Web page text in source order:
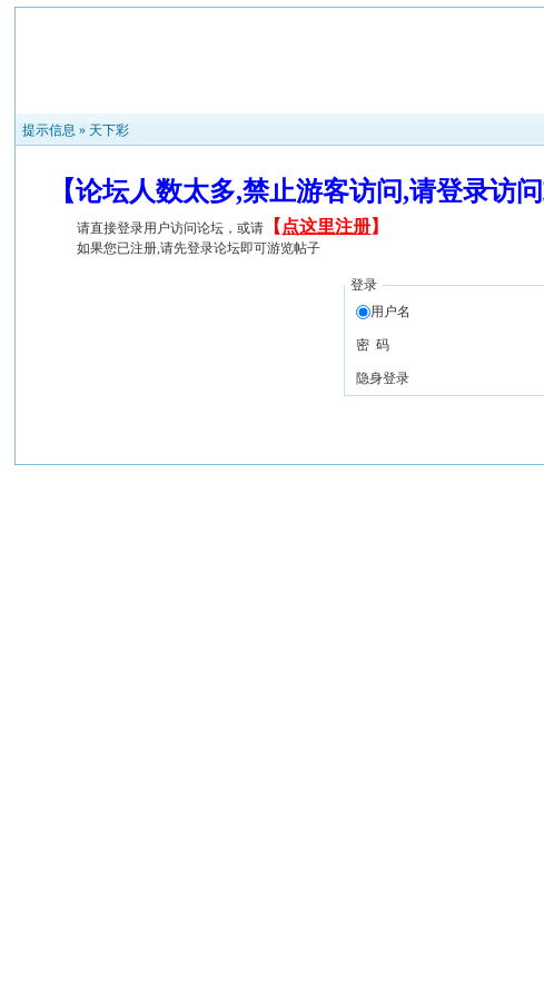
提示信息 » 天下彩
【论坛人数太多,禁止游客访问,请登录访
请直接登录用户访问论坛，或请 【 点这里注册】
如果您已注册,请先登录论坛即可游览帖子
登录
用户名
密 码
隐身登录